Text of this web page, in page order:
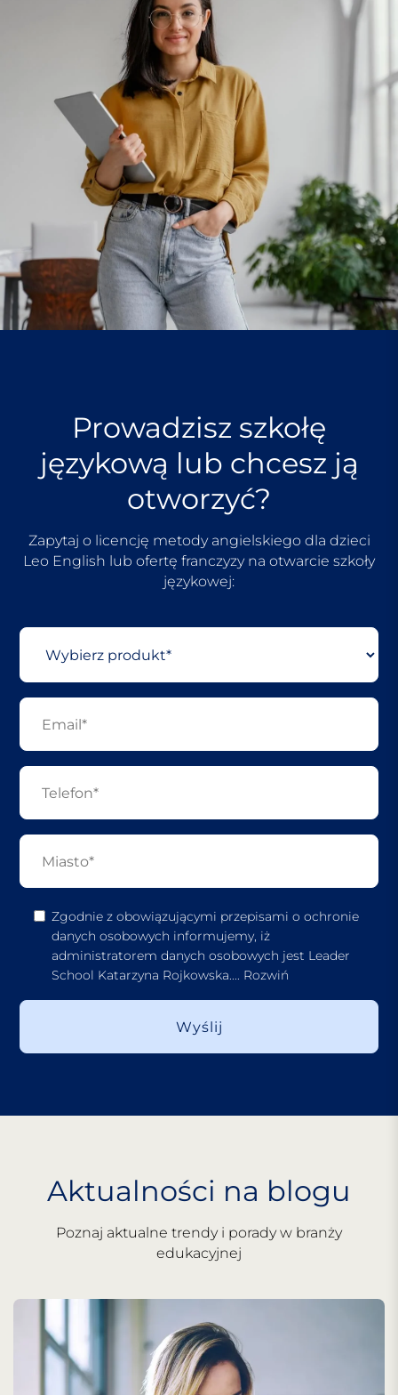
Prowadzisz szkołę
językową lub chcesz ją
otworzyć?
Zapytaj o licencję metody angielskiego dla dzieci
Leo English lub ofertę franczyzy na otwarcie szkoły
językowej:
Zgodnie z obowiązującymi przepisami o ochronie
danych osobowych informujemy, iż
administratorem danych osobowych jest Leader
School Katarzyna Rojkowska.... Rozwiń
Aktualności na blogu
Poznaj aktualne trendy i porady w branży
edukacyjnej